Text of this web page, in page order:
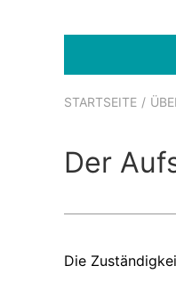
STARTSEITE
Der
Die